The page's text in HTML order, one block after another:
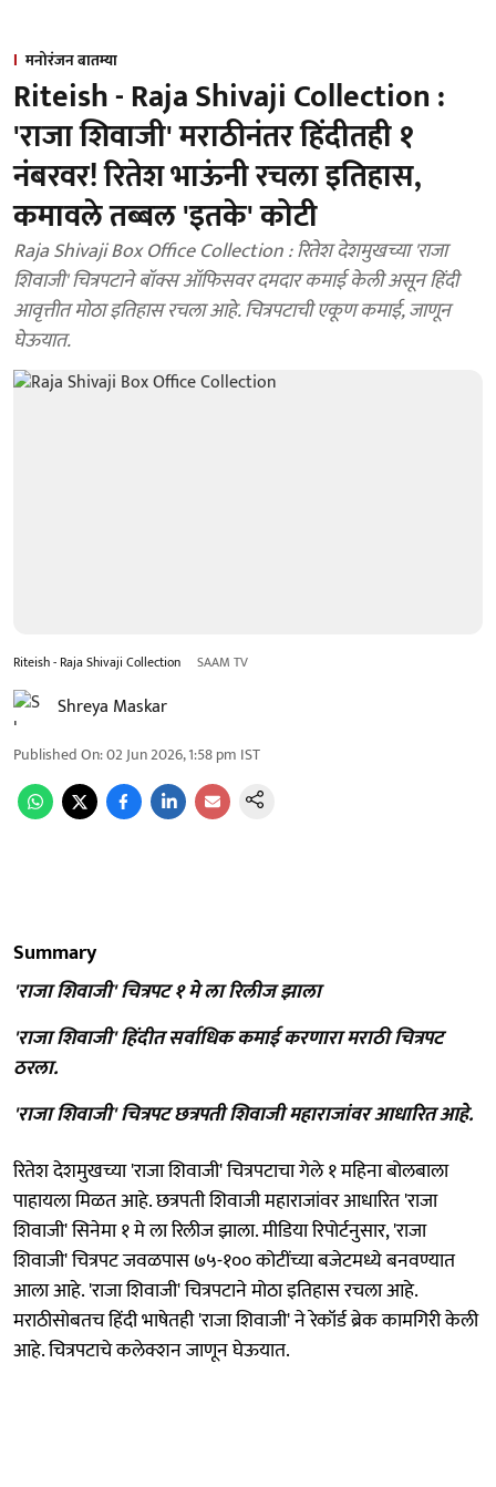
मनोरंजन बातम्या
Riteish - Raja Shivaji Collection :
'राजा शिवाजी' मराठीनंतर हिंदीतही १
नंबरवर! रितेश भाऊंनी रचला इतिहास,
कमावले तब्बल 'इतके' कोटी
Raja Shivaji Box Office Collection : रितेश देशमुखच्या 'राजा
शिवाजी' चित्रपटाने बॉक्स ऑफिसवर दमदार कमाई केली असून हिंदी
आवृत्तीत मोठा इतिहास रचला आहे. चित्रपटाची एकूण कमाई, जाणून
घेऊयात.
Riteish - Raja Shivaji Collection SAAM TV
Shreya Maskar
Published On:02 Jun 2026, 1:58 pm IST
Summary
'राजा शिवाजी' चित्रपट १ मे ला रिलीज झाला
'राजा शिवाजी' हिंदीत सर्वाधिक कमाई करणारा मराठी चित्रपट
ठरला.
'राजा शिवाजी' चित्रपट छत्रपती शिवाजी महाराजांवर आधारित आहे.
रितेश देशमुखच्या 'राजा शिवाजी' चित्रपटाचा गेले १ महिना बोलबाला
पाहायला मिळत आहे. छत्रपती शिवाजी महाराजांवर आधारित 'राजा
शिवाजी' सिनेमा १ मे ला रिलीज झाला. मीडिया रिपोर्टनुसार, 'राजा
शिवाजी' चित्रपट जवळपास ७५-१०० कोटींच्या बजेटमध्ये बनवण्यात
आला आहे. 'राजा शिवाजी' चित्रपटाने मोठा इतिहास रचला आहे.
मराठीसोबतच हिंदी भाषेतही 'राजा शिवाजी' ने रेकॉर्ड ब्रेक कामगिरी केली
आहे. चित्रपटाचे कलेक्शन जाणून घेऊयात.